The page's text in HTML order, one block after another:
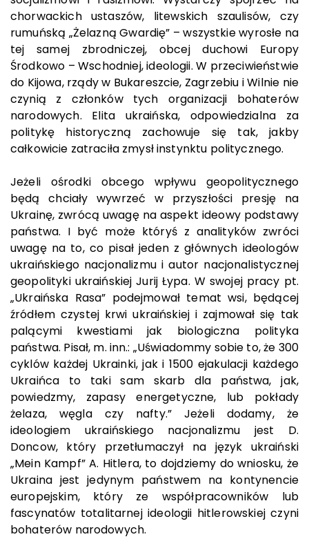
chorwackich ustaszów, litewskich szaulisów, czy
rumuńską „Żelazną Gwardię” – wszystkie wyrosłe na
tej samej zbrodniczej, obcej duchowi Europy
Środkowo – Wschodniej, ideologii. W przeciwieństwie
do Kijowa, rządy w Bukareszcie, Zagrzebiu i Wilnie nie
czynią z członków tych organizacji bohaterów
narodowych. Elita ukraińska, odpowiedzialna za
politykę historyczną zachowuje się tak, jakby
całkowicie zatraciła zmysł instynktu politycznego.
Jeżeli ośrodki obcego wpływu geopolitycznego
będą chciały wywrzeć w przyszłości presję na
Ukrainę, zwrócą uwagę na aspekt ideowy podstawy
państwa. I być może któryś z analityków zwróci
uwagę na to, co pisał jeden z głównych ideologów
ukraińskiego nacjonalizmu i autor nacjonalistycznej
geopolityki ukraińskiej Jurij Łypa. W swojej pracy pt.
„Ukraińska Rasa” podejmował temat wsi, będącej
źródłem czystej krwi ukraińskiej i zajmował się tak
palącymi kwestiami jak biologiczna polityka
państwa. Pisał, m. inn.: „Uświadommy sobie to, że 300
cyklów każdej Ukrainki, jak i 1500 ejakulacji każdego
Ukraińca to taki sam skarb dla państwa, jak,
powiedzmy, zapasy energetyczne, lub pokłady
żelaza, węgla czy nafty.” Jeżeli dodamy, że
ideologiem ukraińskiego nacjonalizmu jest D.
Doncow, który przetłumaczył na język ukraiński
„Mein Kampf” A. Hitlera, to dojdziemy do wniosku, że
Ukraina jest jedynym państwem na kontynencie
europejskim, który ze współpracowników lub
fascynatów totalitarnej ideologii hitlerowskiej czyni
bohaterów narodowych.